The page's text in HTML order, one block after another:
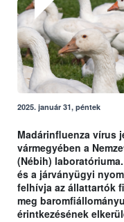
2025. január 31, péntek
Madárinfluenza vírus
vármegyében a
(Nébih)
és a járványügyi
felhívja az állattartók
meg
érintkezésének